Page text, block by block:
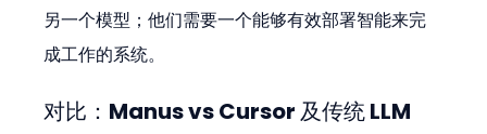
另一个模型；他们需要一个能够有效部署智能来完
成工作的系统。
对比：Manus vs Cursor 及传统 LLM